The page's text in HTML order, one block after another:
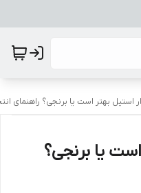
استیل بهتر است یا برنجی؟ راهنمای
یا برنجی؟